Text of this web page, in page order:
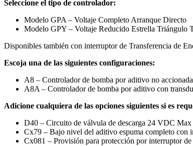
Seleccione el tipo de controlador:
Modelo GPA – Voltaje Completo Arranque Directo
Modelo GPY – Voltaje Reducido Estrella Triángulo
Disponibles también con interruptor de Transferencia de
Escoja una de las siguientes configuraciones:
A8 – Controlador de bomba por aditivo no
A8A – Controlador de bomba por aditivo con
Adicione cualquiera de las opciones siguientes si es
D40 – Circuito de válvula de descarga 24 VDC
Cx79 – Bajo nivel del aditivo espuma completo
Cx081 – Provisión para protección por interruptor